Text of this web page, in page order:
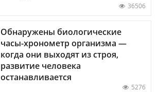
36506
Обнаружены биологические
часы-хронометр организма —
когда они выходят из строя,
развитие человека
останавливается
5276